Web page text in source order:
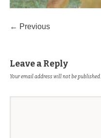
← Previous
Leave a Reply
Your email address will not be published.